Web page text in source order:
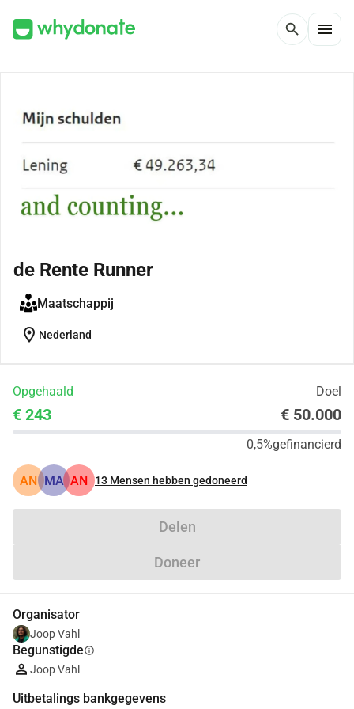
search menu
de Rente Runner
Maatschappij
location_on Nederland
Opgehaald Doel
€ 243 € 50.000
0,5%gefinancierd
AN MA AN 13 Mensen hebben gedoneerd
Delen
Doneer
Organisator
Joop Vahl
Begunstigdeinfo
Joop Vahl
Uitbetalings bankgegevens